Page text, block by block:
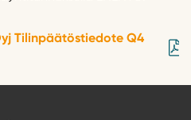
Tilinpäätöstiedote Q4